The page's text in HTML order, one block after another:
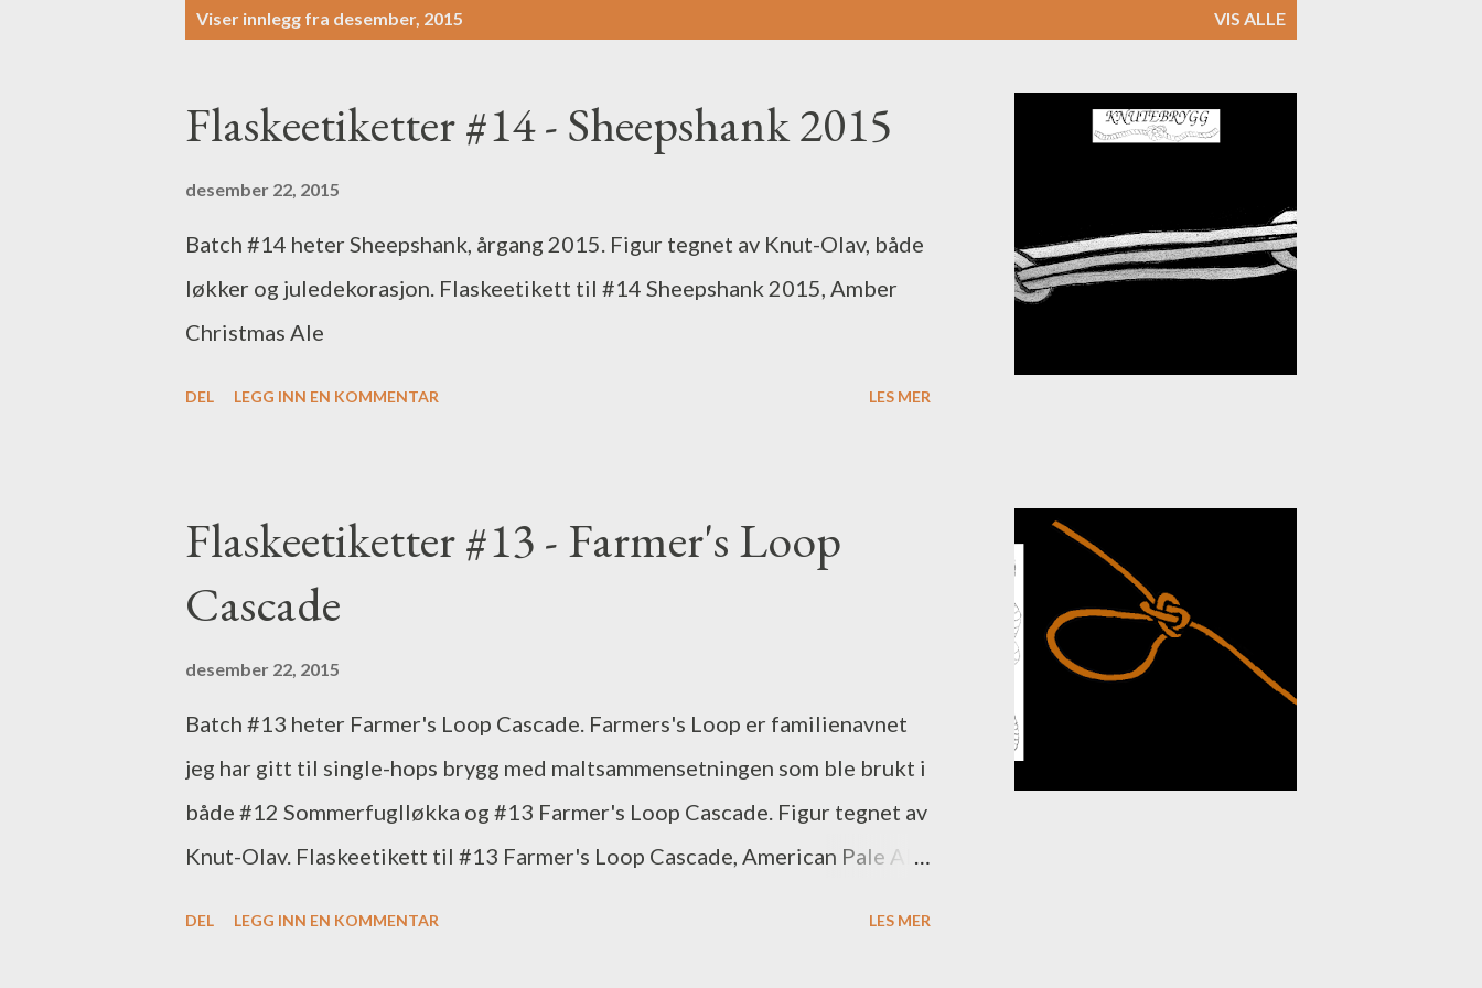
Viser innlegg fra desember, 2015 VIS ALLE
Flaskeetiketter #14 - Sheepshank 2015
desember 22, 2015
Batch #14 heter Sheepshank, årgang 2015. Figur tegnet av Knut-Olav, både
løkker og juledekorasjon. Flaskeetikett til #14 Sheepshank 2015, Amber
Christmas Ale
DEL LEGG INN EN KOMMENTAR LES MER
Flaskeetiketter #13 - Farmer's Loop
Cascade
desember 22, 2015
Batch #13 heter Farmer's Loop Cascade. Farmers's Loop er familienavnet
jeg har gitt til single-hops brygg med maltsammensetningen som ble brukt i
både #12 Sommerfuglløkka og #13 Farmer's Loop Cascade. Figur tegnet av
Knut-Olav. Flaskeetikett til #13 Farmer's Loop Cascade, American Pale Ale
DEL LEGG INN EN KOMMENTAR LES MER